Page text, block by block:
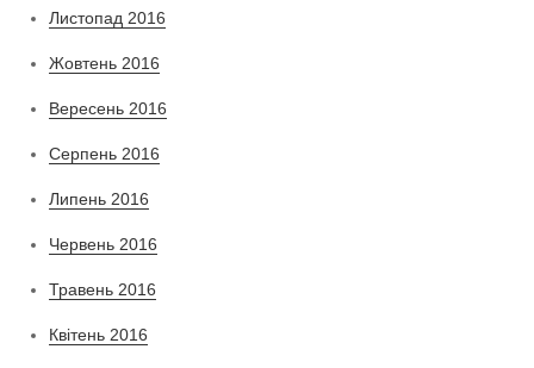
Листопад 2016
Жовтень 2016
Вересень 2016
Серпень 2016
Липень 2016
Червень 2016
Травень 2016
Квітень 2016